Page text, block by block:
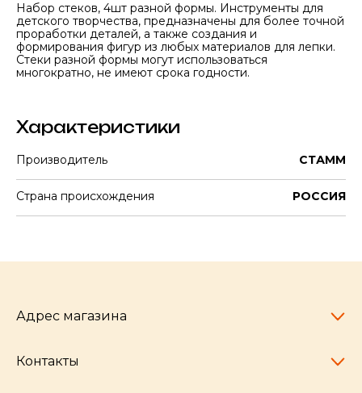
Набор стеков, 4шт разной формы. Инструменты для
детского творчества, предназначены для более точной
проработки деталей, а также создания и
формирования фигур из любых материалов для лепки.
Стеки разной формы могут использоваться
многократно, не имеют срока годности.
Характеристики
Производитель СТАММ
Страна происхождения РОССИЯ
Адрес магазина
Челябинск,
Контакты